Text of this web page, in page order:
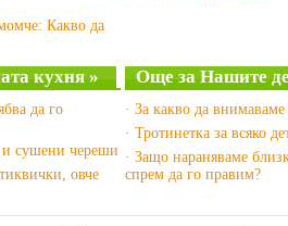
Какво да
кухня »
да го
и сушени череши
овче
Още за Нашите
· За какво да
· Тротинетка за всяко
· Защо нараняваме
спрем да го правим?